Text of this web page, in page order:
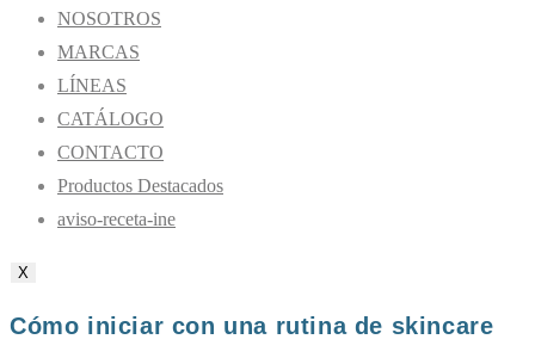
NOSOTROS
MARCAS
LÍNEAS
CATÁLOGO
CONTACTO
Productos Destacados
aviso-receta-ine
X
Cómo iniciar con una rutina de skincare